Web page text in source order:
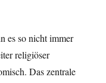
es so nicht immer
religiöser
Das zentrale